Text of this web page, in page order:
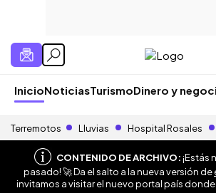
InicioNoticiasTurismoDinero y
Terremotos Lluvias Hospital Rosales
CONTENIDO DE ARCHIVO:¡Estás
pasado! 🚀 Da el salto a la nueva versión de
invitamos a visitar el nuevo portal país